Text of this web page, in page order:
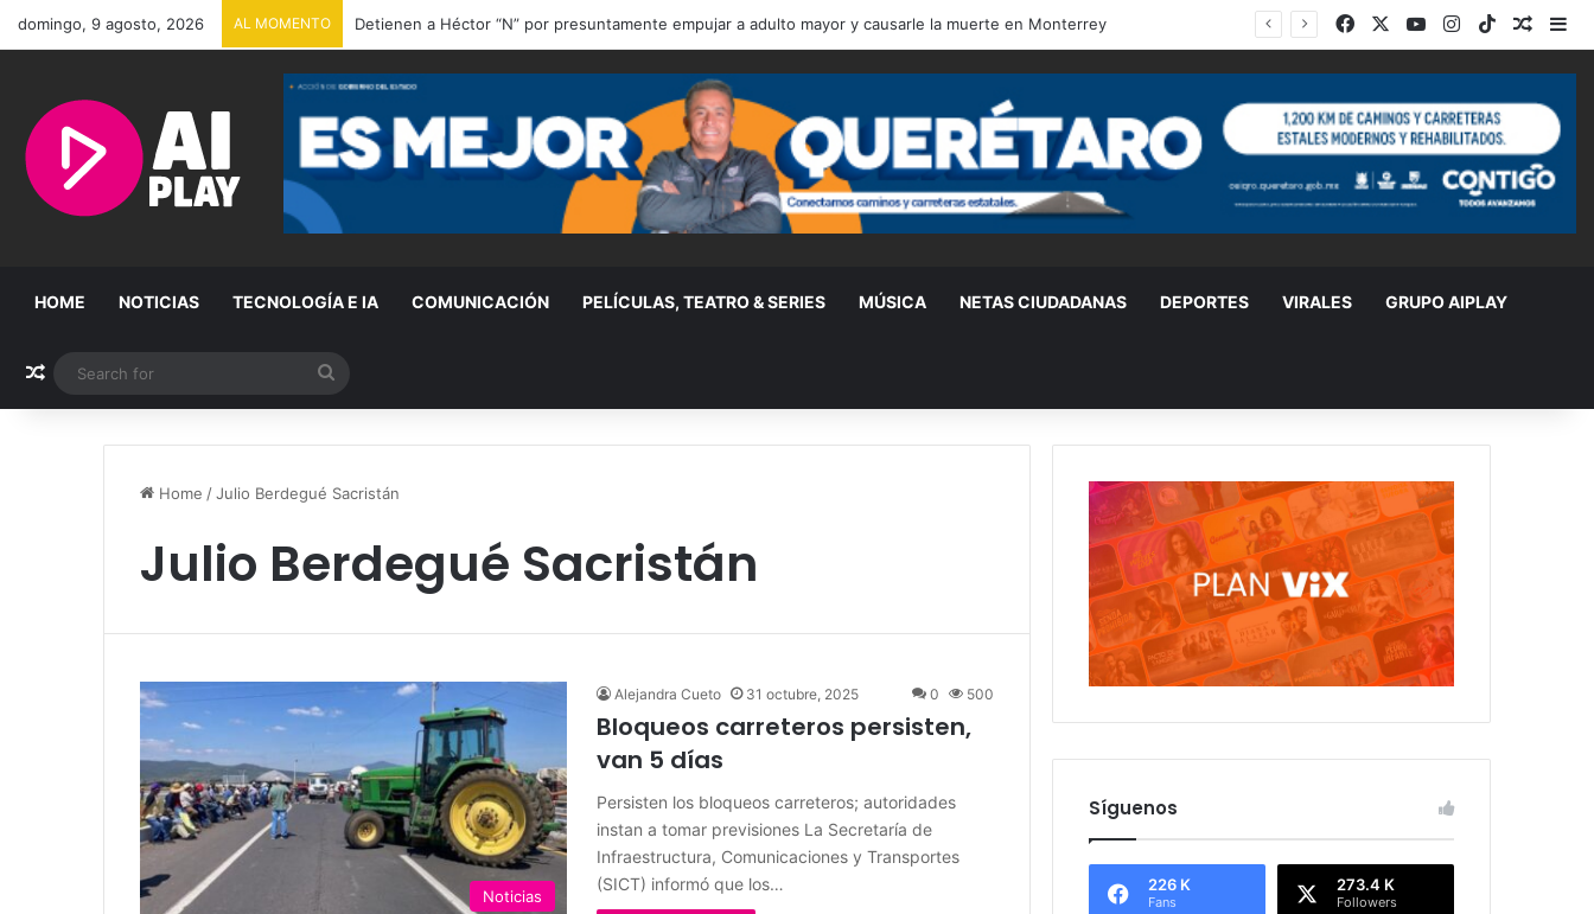
domingo, 9 agosto, 2026 AL MOMENTO Mu€re Jorge Messi, padre y representante de Lionel Messi, a los 68 años Facebook YouTubeInstagram
TikTok
HOME NOTICIAS TECNOLOGÍA E IA COMUNICACIÓN PELÍCULAS, TEATRO & SERIES MÚSICA NETAS CIUDADANAS DEPORTES VIRALES GRUPO AIPLAY
Random Article
for
Home /Julio Berdegué Sacristán
Julio Berdegué Sacristán
Noticias
Alejandra Cueto 31 octubre, 2025 0 500
Bloqueos carreteros persisten,
van 5 días
Persisten los bloqueos carreteros; autoridades
instan a tomar previsiones La Secretaría de
Infraestructura, Comunicaciones y Transportes
(SICT) informó que los…
Síguenos
226 K
Fans
273.4 K
Followers